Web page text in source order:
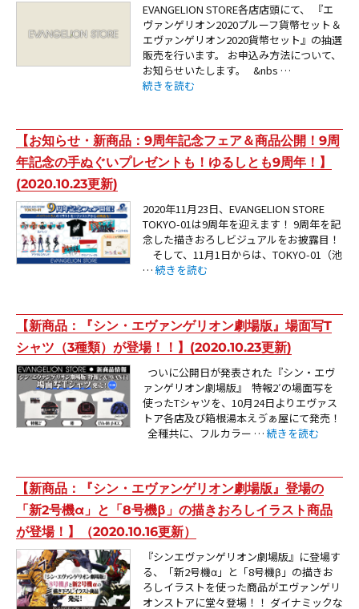
EVANGELION STORE各店店頭にて、 『エ
ヴァンゲリオン2020プルーフ貨幣セット＆
エヴァンゲリオン2020貨幣セット』の抽選
販売を行います。 お申込み方法について、
お知らせいたします。 &nbs …
“【お知らせ：『エヴァンゲリオン2020プル
続きを読む
【お知らせ・新商品：9周年記念フェア＆商品公開！9周
年記念の手ぬぐいプレゼントも！ゆるしとも9周年！】
(2020.10.23更新)
2020年11月23日、EVANGELION STORE
TOKYO-01は9周年を迎えます！ 9周年を記
念した描きおろしビジュアルをお披露目！
そして、11月1日からは、TOKYO-01（池
… “【お知らせ・新商品：9周年記念フェア
続きを読む
【新商品：『シン・エヴァンゲリオン劇場版』場面写T
シャツ（3種類）が登場！！】(2020.10.23更新)
ついに公開日が発表された『シン・エヴ
ァンゲリオン劇場版』 特報2′の場面写を
使ったTシャツを、10月24日よりエヴァス
トア各店及び箱根湯本えゔぁ屋にて発売！
全種共に、フルカラー … “【新商品：『シ
続きを読む
【新商品：『シン・エヴァンゲリオン劇場版』登場の
「新2号機α」と「8号機β」の描きおろしイラスト商品
が登場！】（2020.10.16更新）
『シンエヴァンゲリオン劇場版』に登場す
る、「新2号機α」と「8号機β」の描きお
ろしイラストを使った商品がエヴァンゲリ
オンストアに堂々登場！！ ダイナミックな